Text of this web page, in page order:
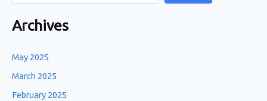
Archives
May 2025
March 2025
February 2025